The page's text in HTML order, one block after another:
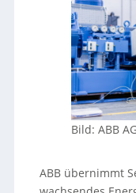
Bild: ABB
ABB übernimmt